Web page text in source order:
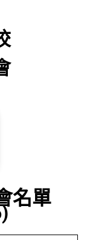
名單